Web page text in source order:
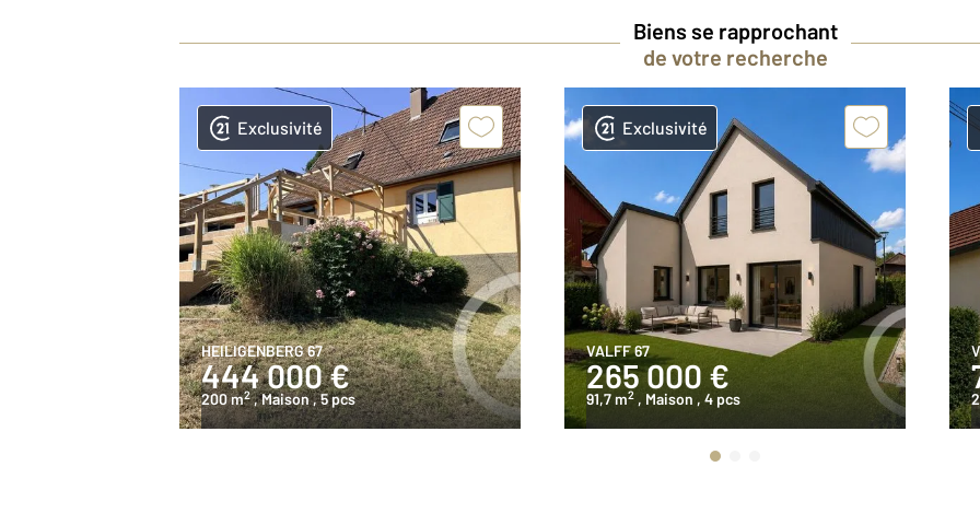
Biens se rapprochant
de votre recherche
Exclusivité
HEILIGENBERG 67
444 000 €
200 m2 , Maison, 5 pcs
Exclusivité
VALFF 67
265 000 €
91,7 m2 , Maison , 4 pcs